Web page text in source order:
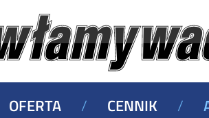
OFERTA / CENNIK /